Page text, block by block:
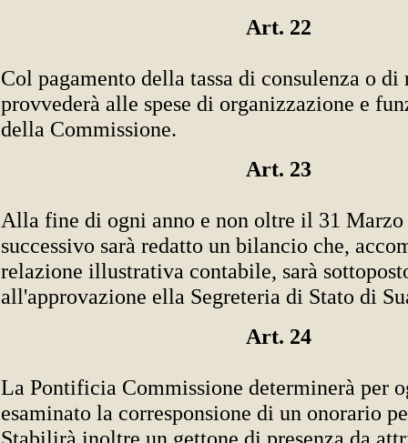
Art. 22
Col pagamento della tassa di consulenza o di
provvederà alle spese di organizzazione e
della Commissione.
Art. 23
Alla fine di ogni anno e non oltre il 31
successivo sarà redatto un bilancio che,
relazione illustrativa contabile, sarà
all'approvazione ella Segreteria di Stato di
Art. 24
La Pontificia Commissione determinerà per
esaminato la corresponsione di un onorario
Stabilirà inoltre un gettone di presenza da